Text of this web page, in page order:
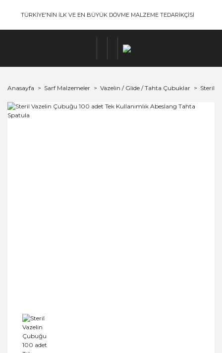
TÜRKİYE'NİN İLK VE EN BÜYÜK DÖVME MALZEME TEDARİKÇİSİ
Anasayfa Sarf Malzemeler Vazelin / Glide / Tahta Çubuklar Steril